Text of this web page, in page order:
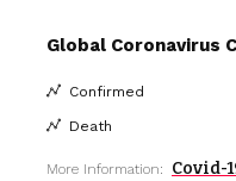
Global Coronavirus
Confirmed
Death
More Information: Covid-